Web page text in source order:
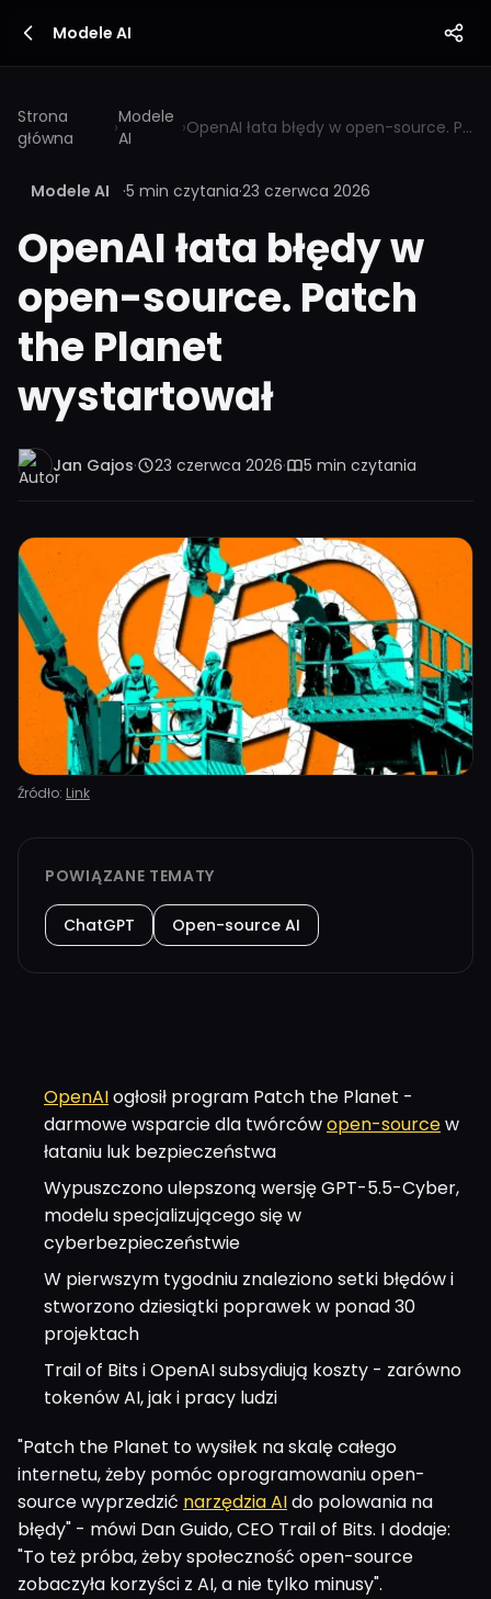
Modele AI
Strona
główna
›Modele
AI
› OpenAI łata błędy w open-source. Patch the Planet wystartował
Modele AI ·5 min czytania·23 czerwca 2026
OpenAI łata błędy w
open-source. Patch
the Planet
wystartował
Jan Gajos· 23 czerwca 2026· 5 min czytania
Źródło: Link
POWIĄZANE TEMATY
ChatGPT Open-source AI
OpenAIogłosił program Patch the Planet -
darmowe wsparcie dla twórcówopen-sourcew
łataniu luk bezpieczeństwa
Wypuszczono ulepszoną wersję GPT-5.5-Cyber,
modelu specjalizującego się w
cyberbezpieczeństwie
W pierwszym tygodniu znaleziono setki błędów i
stworzono dziesiątki poprawek w ponad 30
projektach
Trail of Bits i OpenAI subsydiują koszty - zarówno
tokenów AI, jak i pracy ludzi
"Patch the Planet to wysiłek na skalę całego
internetu, żeby pomóc oprogramowaniu open-
source wyprzedzić narzędzia AIdo polowania na
błędy" - mówi Dan Guido, CEO Trail of Bits. I dodaje:
"To też próba, żeby społeczność open-source
zobaczyła korzyści z AI, a nie tylko minusy".